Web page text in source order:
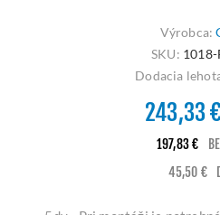
Výrobca:
SKU: 1018-
Dodacia
243,33 €
197,83 €
45,50 €